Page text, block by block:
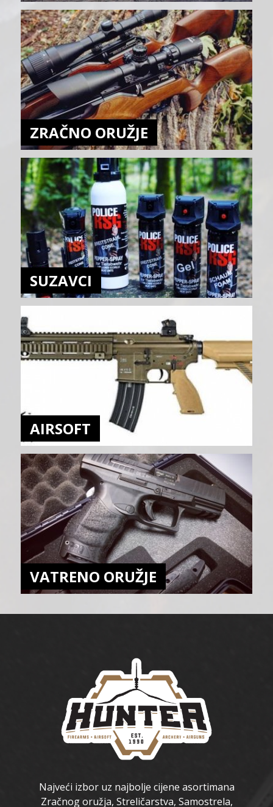
ZRAČNO ORUŽJE
SUZAVCI
AIRSOFT
VATRENO ORUŽJE
Najveći izbor uz najbolje cijene asortimana
Zračnog oružja, Streličarstva, Samostrela,